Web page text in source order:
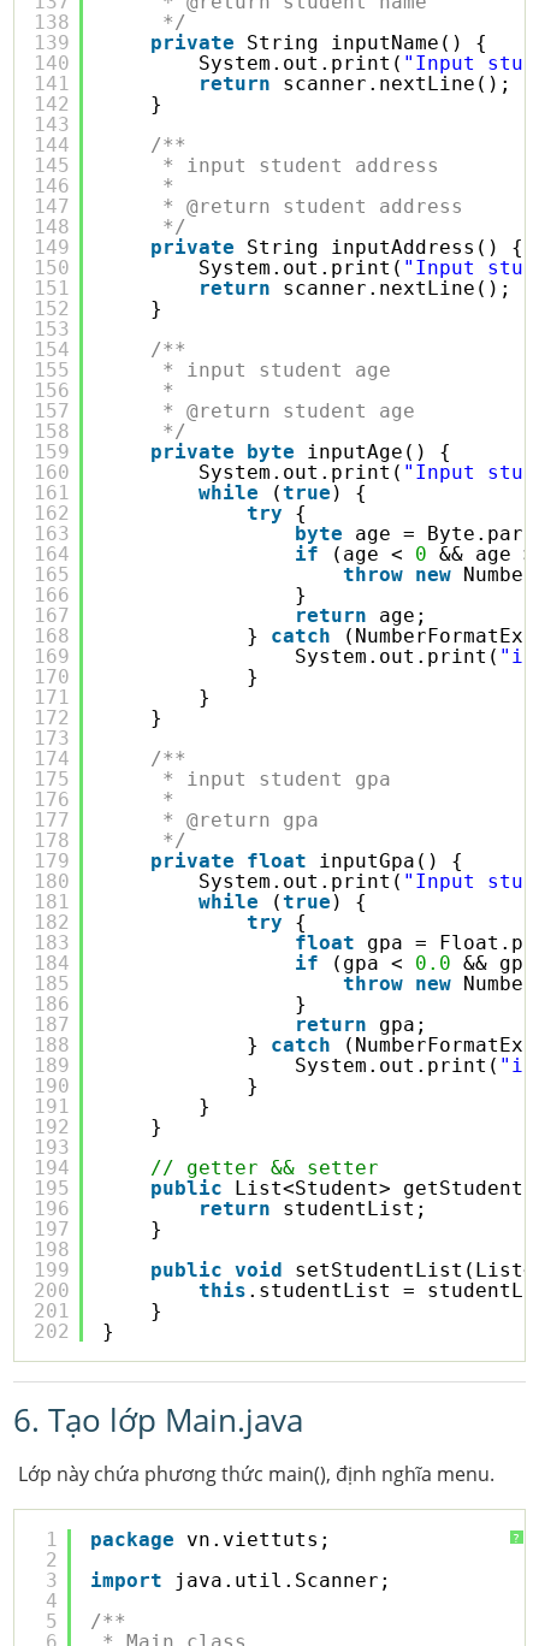
138
139
140
141
142
143
144
145
146
147
148
149
150
151
152
153
154
155
156
157
158
159
160
161
162
163
164
165
166
167
168
169
170
171
172
173
174
175
176
177
178
179
180
181
182
183
184
185
186
187
188
189
190
191
192
193
194
195
196
197
198
199
200
201
202
*/
private
String inputName() {
System.out.print( "Input
return
scanner.nextLine();
}
/**
* input student address
*
* @return student address
*/
private
String inputAddress() {
System.out.print( "Input
return
scanner.nextLine();
}
/**
* input student age
*
* @return student age
*/
private
byte
inputAge() {
System.out.print( "Input
while
(true ) {
try
{
byte
age =
if
(age < 0
&& age
throw new
}
return
age;
} catch
System.out.print(
}
}
}
/**
* input student gpa
*
* @return gpa
*/
private
float
inputGpa() {
System.out.print( "Input
while
(true ) {
try
{
float
gpa =
if
(gpa < 0.0
&&
throw new
}
return
gpa;
} catch
System.out.print(
}
}
}
// getter && setter
public
List<Student>
return
studentList;
}
public
void
this .studentList =
}
}
6. Tạo lớp Main.java
Lớp này chứa phương thức main(), định nghĩa menu.
?
1
2
3
4
5
package
vn.viettuts;
import
java.util.Scanner;
/**